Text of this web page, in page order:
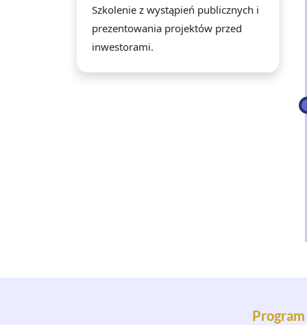
Szkolenie z wystąpień publicznych i
prezentowania projektów przed
inwestorami.